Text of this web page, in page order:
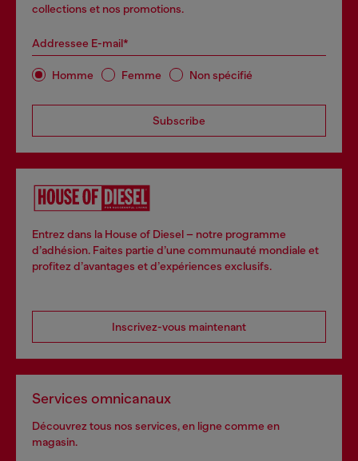
collections et nos promotions.
Addressee E-mail*
Homme Femme Non spécifié
Subscribe
Entrez dans la House of Diesel – notre programme
d’adhésion. Faites partie d’une communauté mondiale et
profitez d’avantages et d’expériences exclusifs.
Inscrivez-vous maintenant
Services omnicanaux
Découvrez tous nos services, en ligne comme en
magasin.